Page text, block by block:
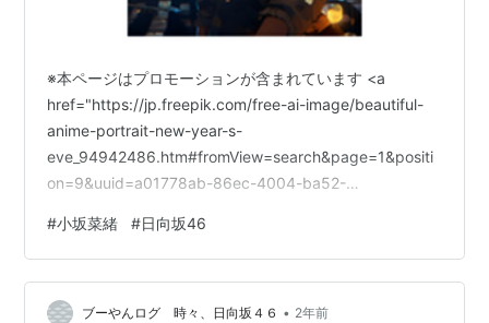
※本ページはプロモーションが含まれています <a
href="https://jp.freepik.com/free-ai-image/beautiful-
anime-portrait-new-year-s-
eve_94942486.htm#fromView=search&page=1&positi
on=9&uuid=a01778ab-86ec-4004-ba52-
挑戦はいつ？STモデル卒業の理由が示唆する日向坂46で
のステップアップ 2024年11月15日発売の
『Seventeen』秋冬号をもって、日向坂46の小坂菜緒…
#小坂菜緒 #日向坂46
ブーやんログ 時々、日向坂４６ • 2年前